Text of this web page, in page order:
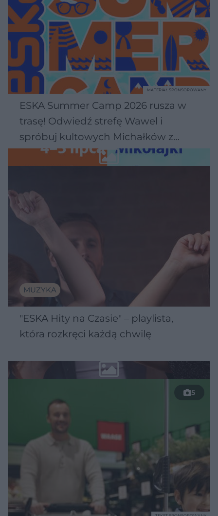
ESKA Summer Camp 2026 rusza w
trasę! Odwiedź strefę Wawel i
spróbuj kultowych Michałków z
Wawelu
MATERIAŁ SPONSOROWANY
MUZYKA
"ESKA Hity na Czasie" – playlista,
która rozkręci każdą chwilę
5